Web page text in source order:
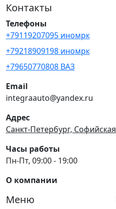
Контакты
Телефоны
+79119207095 иномрк
+79218909198 иномрк
+79650770808 ВАЗ
Email
integraauto@yandex.ru
Адрес
Санкт-Петербург,
Часы работы
Пн-Пт, 09:00 - 19:00
О компании
Меню